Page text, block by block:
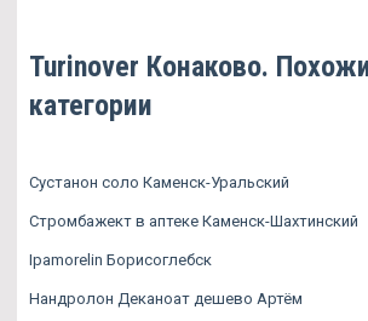
Turinover Конаково.
категории
Сустанон соло Каменск-Уральский
Стромбажект в аптеке Каменск-Шахтинский
Ipamorelin Борисоглебск
Нандролон Деканоат дешево Артём